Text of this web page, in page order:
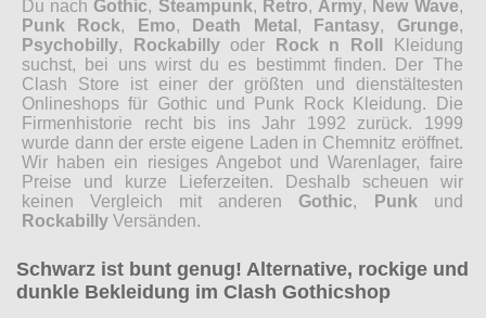
Du nach Gothic, Steampunk, Retro, Army, New Wave,
Punk Rock, Emo, Death Metal , Fantasy, Grunge,
Psychobilly, Rockabillyoder Rock n Roll
Kleidung
suchst, bei uns wirst du es bestimmt finden. Der The
Clash Store ist einer der größten und dienstältesten
Onlineshops für Gothic und Punk Rock Kleidung. Die
Firmenhistorie recht bis ins Jahr 1992 zurück. 1999
wurde dann der erste eigene Laden in Chemnitz eröffnet.
Wir haben ein riesiges Angebot und Warenlager, faire
Preise und kurze Lieferzeiten. Deshalb scheuen wir
keinen Vergleich mit anderen Gothic, Punk und
Rockabilly Versänden.
Schwarz ist bunt genug! Alternative, rockige und
dunkle Bekleidung im Clash Gothicshop